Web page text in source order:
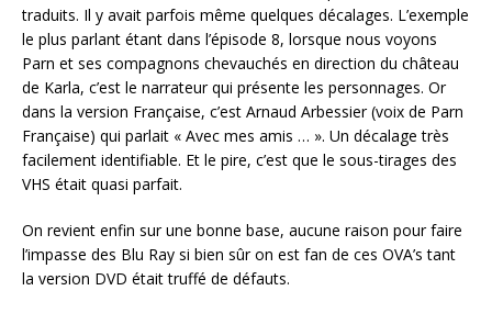
traduits. Il y avait parfois même quelques décalages. L’exemple
le plus parlant étant dans l’épisode 8, lorsque nous voyons
Parn et ses compagnons chevauchés en direction du château
de Karla, c’est le narrateur qui présente les personnages. Or
dans la version Française, c’est Arnaud Arbessier (voix de Parn
Française) qui parlait « Avec mes amis … ». Un décalage très
facilement identifiable. Et le pire, c’est que le sous-tirages des
VHS était quasi parfait.
On revient enfin sur une bonne base, aucune raison pour faire
l’impasse des Blu Ray si bien sûr on est fan de ces OVA’s tant
la version DVD était truffé de défauts.